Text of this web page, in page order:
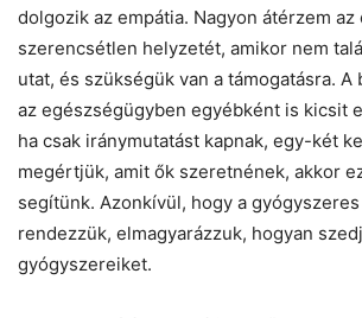
dolgozik az empátia. Nagyon átérzem
szerencsétlen helyzetét, amikor nem
utat, és szükségük van a támogatásra. A
az egészségügyben egyébként is kicsit
ha csak iránymutatást kapnak, egy-két
megértjük, amit ők szeretnének, akkor
segítünk. Azonkívül, hogy a
rendezzük, elmagyarázzuk, hogyan
gyógyszereiket.